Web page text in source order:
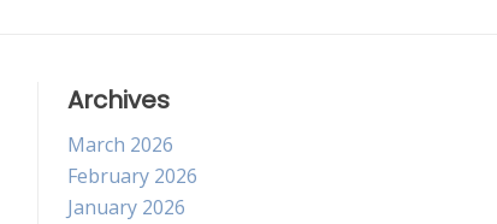
Archives
March 2026
February 2026
January 2026